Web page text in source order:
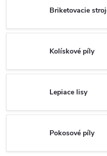
Briketovacie
Kolískové píly
Lepiace lisy
Pokosové píly